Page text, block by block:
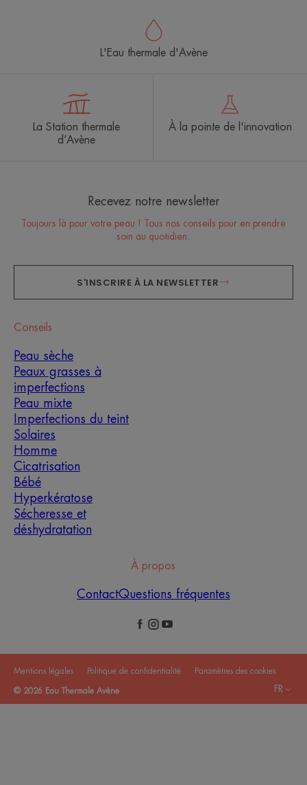
L'Eau thermale d'Avène
La Station thermale
d’Avène
À la pointe de l'innovation
Recevez notre newsletter
Toujours là pour votre peau ! Tous nos conseils pour en prendre
soin au quotidien.
S'INSCRIRE À LA NEWSLETTER
Conseils
Peau sèche
Peaux grasses à
imperfections
Peau mixte
Imperfections du teint
Solaires
Homme
Cicatrisation
Bébé
Hyperkératose
Sécheresse et
déshydratation
À propos
ContactQuestions fréquentes
Mentions légales Politique de confidentialité Paramètres des cookies
© 2026 Eau Thermale Avène FR